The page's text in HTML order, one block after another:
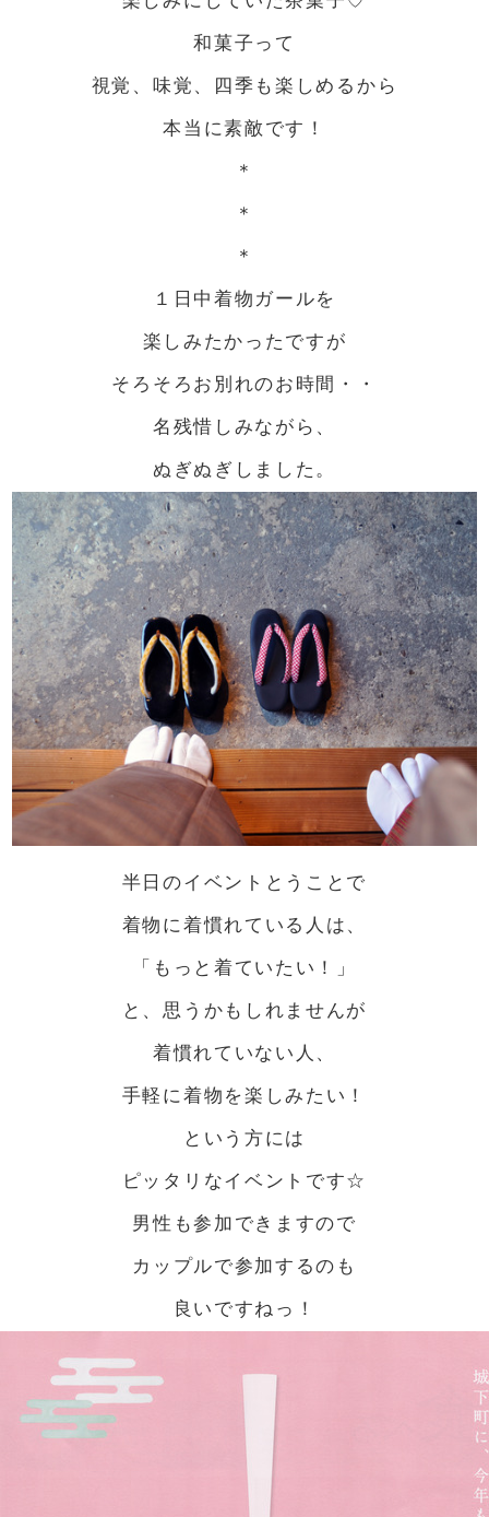
和菓子って
視覚、味覚、四季も楽しめるから
本当に素敵です！
＊
＊
＊
１日中着物ガールを
楽しみたかったですが
そろそろお別れのお時間・・
名残惜しみながら、
ぬぎぬぎしました。
半日のイベントとうことで
着物に着慣れている人は、
「もっと着ていたい！」
と、思うかもしれませんが
着慣れていない人、
手軽に着物を楽しみたい！
という方には
ピッタリなイベントです☆
男性も参加できますので
カップルで参加するのも
良いですねっ！